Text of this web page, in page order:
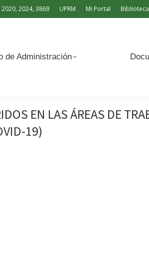
2024, 3869 UPRM Mi Portal Biblioteca
de Administración
EN LAS ÁREAS DE
19)
Documentos y